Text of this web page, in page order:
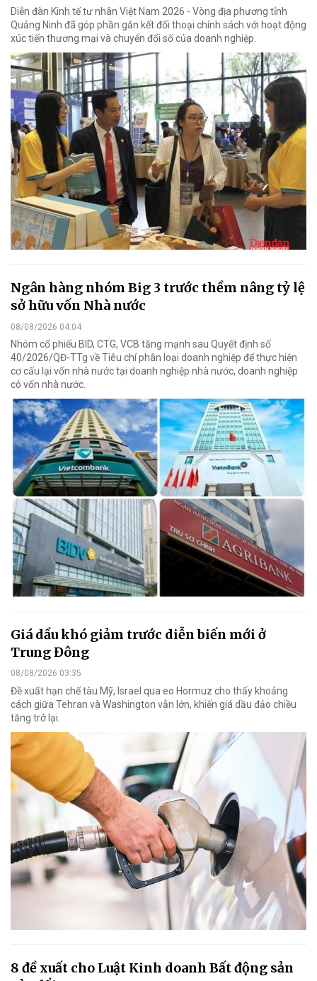
Diễn đàn Kinh tế tư nhân Việt Nam 2026 - Vòng địa phương tỉnh
Quảng Ninh đã góp phần gắn kết đối thoại chính sách với hoạt động
xúc tiến thương mại và chuyển đổi số của doanh nghiệp.
Ngân hàng nhóm Big 3 trước thềm nâng tỷ lệ
sở hữu vốn Nhà nước
08/08/2026 04:04
Nhóm cổ phiếu BID, CTG, VCB tăng mạnh sau Quyết định số
40/2026/QĐ-TTg về Tiêu chí phân loại doanh nghiệp để thực hiện
cơ cấu lại vốn nhà nước tại doanh nghiệp nhà nước, doanh nghiệp
có vốn nhà nước.
Giá dầu khó giảm trước diễn biến mới ở
Trung Đông
08/08/2026 03:35
Đề xuất hạn chế tàu Mỹ, Israel qua eo Hormuz cho thấy khoảng
cách giữa Tehran và Washington vẫn lớn, khiến giá dầu đảo chiều
tăng trở lại.
8 đề xuất cho Luật Kinh doanh Bất động sản